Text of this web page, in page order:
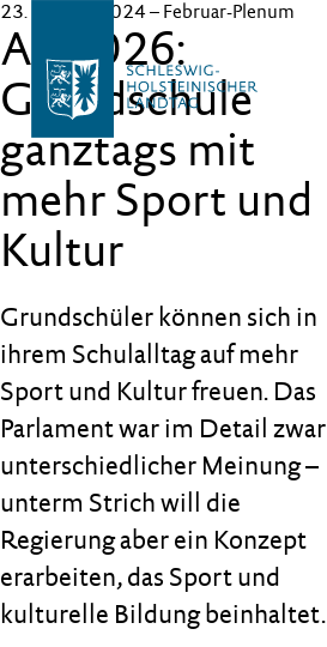
23. Februar 2024– Februar-Plenum
Ab 2026:
Grundschule
ganztags mit
mehr Sport und
Kultur
Grundschüler können sich in
ihrem Schulalltag auf mehr
Sport und Kultur freuen. Das
Parlament war im Detail zwar
unterschiedlicher Meinung –
unterm Strich will die
Regierung aber ein Konzept
erarbeiten, das Sport und
kulturelle Bildung beinhaltet.